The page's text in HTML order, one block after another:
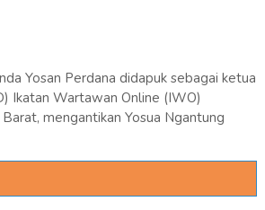
Yosan Perdana didapuk sebagai ketua
Ikatan Wartawan Online (IWO)
mengantikan Yosua Ngantung